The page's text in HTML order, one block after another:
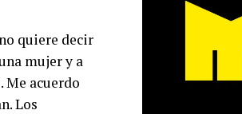
quiere decir
mujer y a
Me acuerdo
Los